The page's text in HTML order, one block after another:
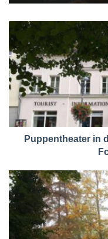
Puppentheater in